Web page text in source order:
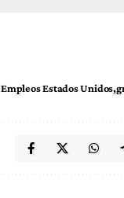
Empleos Estados Unidos